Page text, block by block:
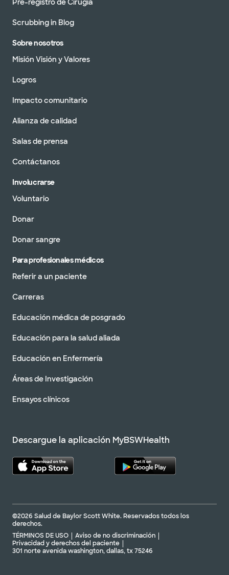
Pre-registro de Cirugía
Scrubbing in Blog
Sobre nosotros
Misión Visión y Valores
Logros
Impacto comunitario
Alianza de calidad
Salas de prensa
Contáctanos
Involucrarse
Voluntario
Donar
Donar sangre
Para profesionales médicos
Referir a un paciente
Carreras
Educación médica de posgrado
Educación para la salud aliada
Educación en Enfermería
Áreas de Investigación
Ensayos clínicos
Descargue la aplicación MyBSWHealth
©2026 Salud de Baylor Scott White. Reservados todos los
derechos.
TÉRMINOS DE USO
Aviso de no discriminación
Privacidad y derechos del paciente
301 norte avenida washington, dallas, tx 75246